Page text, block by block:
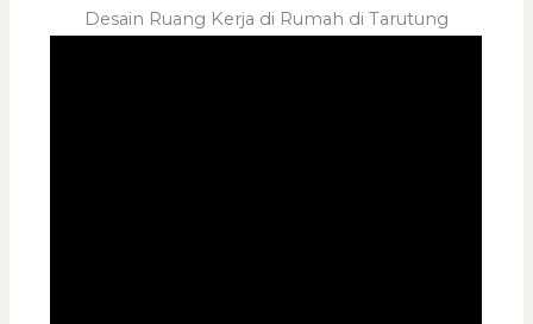
Desain Ruang Kerja di Rumah di Tarutung